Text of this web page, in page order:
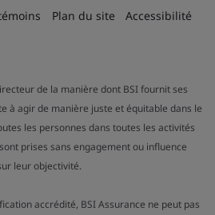
Plan du site Accessibilité
de la manière dont BSI fournit ses
à agir de manière juste et équitable dans le
les personnes dans toutes les activités
prises sans engagement ou influence
leur objectivité.
accrédité, BSI Assurance ne peut pas